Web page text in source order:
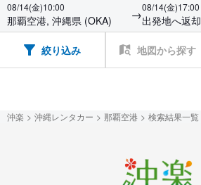
08/14(金)10:00
那覇空港, 沖縄県 (OKA) →08/14(金)17:00
出発地へ返却
絞り込み 地図から探す
沖楽 沖縄レンタカー 那覇空港 検索結果一覧